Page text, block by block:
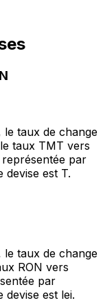
le taux de change
taux TMT vers
par
devise est T.
le taux de change
RON vers
par
devise est lei.